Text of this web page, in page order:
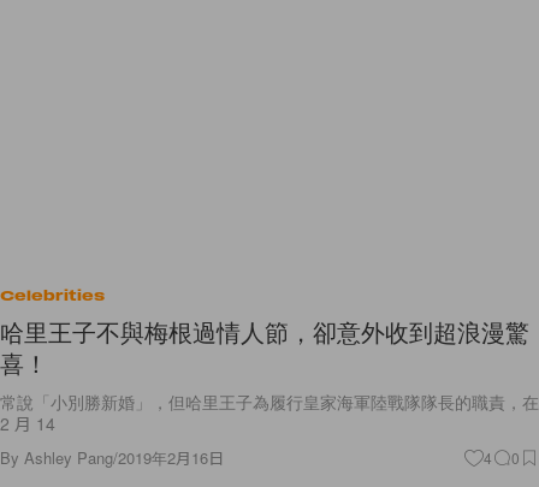
Celebrities
哈里王子不與梅根過情人節，卻意外收到超浪漫驚
喜！
常說「小別勝新婚」，但哈里王子為履行皇家海軍陸戰隊隊長的職責，在
2 月 14
By Ashley Pang/2019年2月16日 4 0